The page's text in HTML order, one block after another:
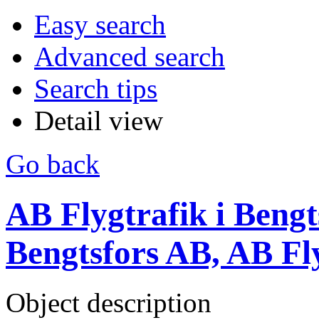
Easy search
Advanced search
Search tips
Detail view
Go back
AB Flygtrafik i
Bengtsfors AB, AB
Object description